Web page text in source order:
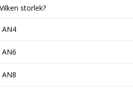
Vilken storlek?
AN4
AN6
AN8